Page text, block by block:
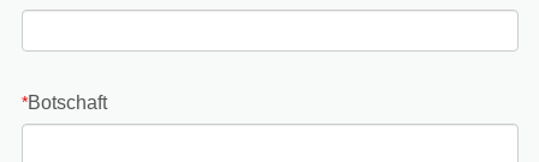
*Botschaft